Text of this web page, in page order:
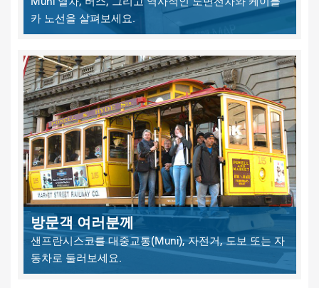
카 노선을 살펴보세요.
방문객 여러분께
샌프란시스코를 대중교통(Muni), 자전거, 도보 또는 자
동차로 둘러보세요.